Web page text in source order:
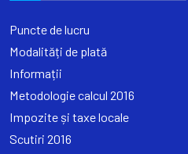
Puncte de lucru
Modalități de plată
Informații
Metodologie calcul 2016
Impozite și taxe locale
Scutiri 2016